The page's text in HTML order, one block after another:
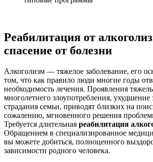
Реабилитация от
спасение от болезни
Алкоголизм — тяжелое заболевание, его
том, что как правило люди многие годы
необходимость лечения. Проявления
многолетнего злоупотребления, ухудшение
страдания семьи, приводят близких на
сожалению, мгновенного решения
Требуется длительная реабилитация
Обращением в специализированное
вы можете добиться, полноценного
зависимости родного человека.